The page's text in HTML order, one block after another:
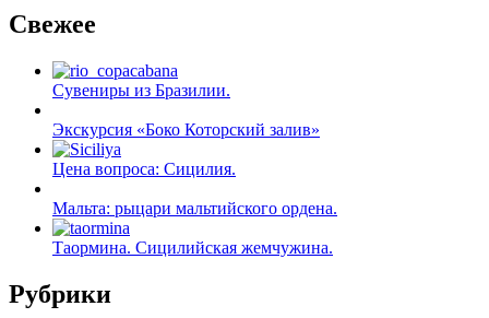
Свежее
Сувениры из Бразилии.
Экскурсия «Боко Которский залив»
Цена вопроса: Сицилия.
Мальта: рыцари мальтийского ордена.
Таормина. Сицилийская жемчужина.
Рубрики